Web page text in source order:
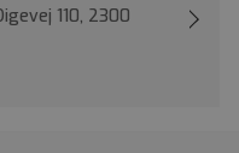
110, 2300